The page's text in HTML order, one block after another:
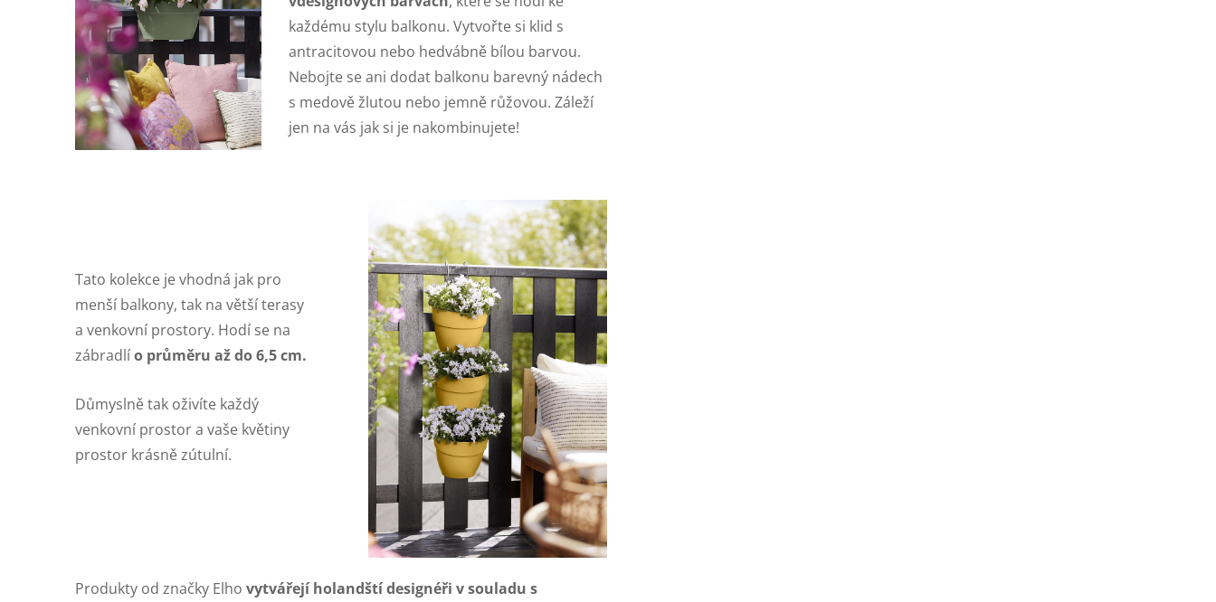
každému stylu balkonu. Vytvořte si klid s
antracitovou nebo hedvábně bílou barvou.
Nebojte se ani dodat balkonu barevný nádech
s medově žlutou nebo jemně růžovou. Záleží
jen na vás jak si je nakombinujete!
Tato kolekce je vhodná jak pro
menší balkony, tak na větší terasy
a venkovní prostory. Hodí se na
zábradlío průměru až do 6,5 cm.
Důmyslně tak oživíte každý
venkovní prostor a vaše květiny
prostor krásně zútulní.
Produkty od značky Elho vytvářejí holandští designéři v souladu s